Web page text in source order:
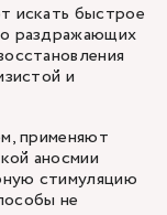
искать быстрое
раздражающих
и
применяют
аносмии
стимуляцию
не